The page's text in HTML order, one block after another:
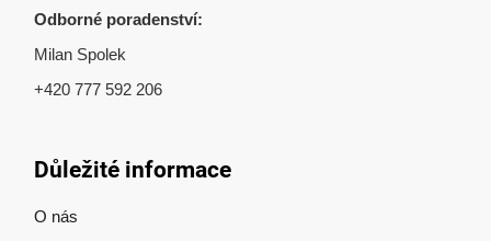
Odborné poradenství:
Milan Spolek
+420 777 592 206
Důležité informace
O nás